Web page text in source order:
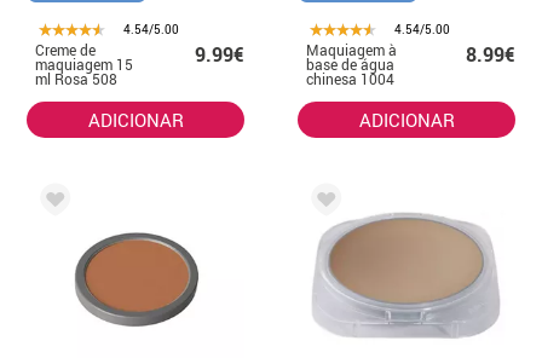
4.54/5.00
Creme de
maquiagem 15
ml Rosa 508
9.99€
ADICIONAR
4.54/5.00
Maquiagem à
base de água
chinesa 1004
8.99€
ADICIONAR